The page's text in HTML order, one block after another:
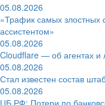
05.08.2026
«Трафик самых злостных
ассистентом»
05.08.2026
Cloudflare — об агентах и
05.08.2026
Стал известен состав
05.08.2026
ЦБ РФ: Потери по